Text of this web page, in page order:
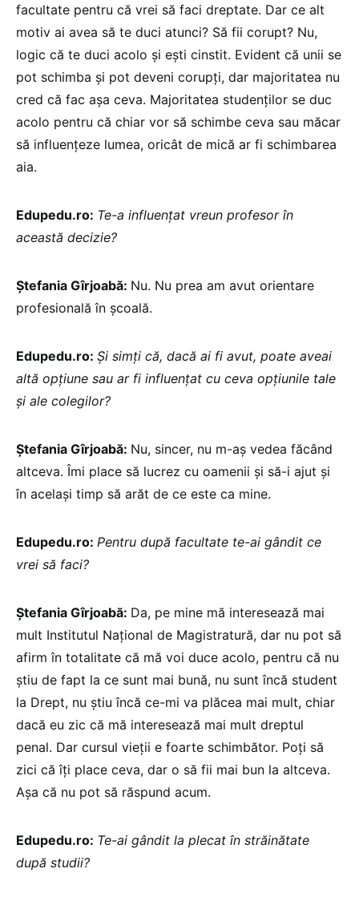
facultate pentru că vrei să faci dreptate. Dar ce alt
motiv ai avea să te duci atunci? Să fii corupt? Nu,
logic că te duci acolo și ești cinstit. Evident că unii se
pot schimba și pot deveni corupți, dar majoritatea nu
cred că fac așa ceva. Majoritatea studenților se duc
acolo pentru că chiar vor să schimbe ceva sau măcar
să influențeze lumea, oricât de mică ar fi schimbarea
aia.
Edupedu.ro: Te-a influențat vreun profesor în
această decizie?
Ștefania Gîrjoabă: Nu. Nu prea am avut orientare
profesională în școală.
Edupedu.ro: Și simți că, dacă ai fi avut, poate aveai
altă opțiune sau ar fi influențat cu ceva opțiunile tale
și ale colegilor?
Ștefania Gîrjoabă: Nu, sincer, nu m-aș vedea făcând
altceva. Îmi place să lucrez cu oamenii și să-i ajut și
în același timp să arăt de ce este ca mine.
Edupedu.ro: Pentru după facultate te-ai gândit ce
vrei să faci?
Ștefania Gîrjoabă: Da, pe mine mă interesează mai
mult Institutul Național de Magistratură, dar nu pot să
afirm în totalitate că mă voi duce acolo, pentru că nu
știu de fapt la ce sunt mai bună, nu sunt încă student
la Drept, nu știu încă ce-mi va plăcea mai mult, chiar
dacă eu zic că mă interesează mai mult dreptul
penal. Dar cursul vieții e foarte schimbător. Poți să
zici că îți place ceva, dar o să fii mai bun la altceva.
Așa că nu pot să răspund acum.
Edupedu.ro: Te-ai gândit la plecat în străinătate
după studii?